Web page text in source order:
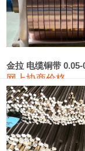
无氧铜丝(硬)
R410A专用紫铜管
铸造铝合金锭(A380）
铝合金ADC12
铸造铝合金锭(ZL102)
金拉 电缆铜带 0.05-
网上协商价格